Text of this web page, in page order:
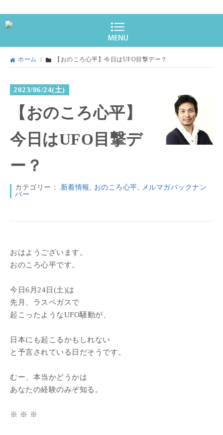
ホーム / 【おのころ心平】今日はUFO目撃デー？
2023/06/24(土)
【おのころ心平】
今日はUFO目撃デ
ー？
カテゴリー： .新着情報 , おのころ心平, メルマガバックナン
バー
おはようございます。
おのころ心平です。
今日6月24日(土)は
先月、ラスベガスで
起こったようなUFO騒動が、
日本にも起こるかもしれない
と予言されている日だそうです。
むー、本当かどうかは
あなたの経験のみぞ知る。
※ ※ ※